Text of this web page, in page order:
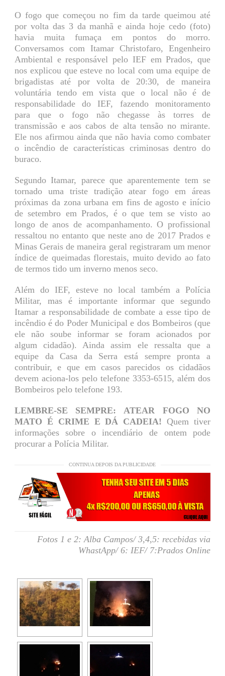
O fogo que começou no fim da tarde queimou até
por volta das 3 da manhã e ainda hoje cedo (foto)
havia muita fumaça em pontos do morro.
Conversamos com Itamar Christofaro, Engenheiro
Ambiental e responsável pelo IEF em Prados, que
nos explicou que esteve no local com uma equipe de
brigadistas até por volta de 20:30, de maneira
voluntária tendo em vista que o local não é de
responsabilidade do IEF, fazendo monitoramento
para que o fogo não chegasse às torres de
transmissão e aos cabos de alta tensão no mirante.
Ele nos afirmou ainda que não havia como combater
o incêndio de características criminosas dentro do
buraco.
Segundo Itamar, parece que aparentemente tem se
tornado uma triste tradição atear fogo em áreas
próximas da zona urbana em fins de agosto e início
de setembro em Prados, é o que tem se visto ao
longo de anos de acompanhamento. O profissional
ressaltou no entanto que neste ano de 2017 Prados e
Minas Gerais de maneira geral registraram um menor
índice de queimadas florestais, muito devido ao fato
de termos tido um inverno menos seco.
Além do IEF, esteve no local também a Polícia
Militar, mas é importante informar que segundo
Itamar a responsabilidade de combate a esse tipo de
incêndio é do Poder Municipal e dos Bombeiros (que
ele não soube informar se foram acionados por
algum cidadão). Ainda assim ele ressalta que a
equipe da Casa da Serra está sempre pronta a
contribuir, e que em casos parecidos os cidadãos
devem aciona-los pelo telefone 3353-6515, além dos
Bombeiros pelo telefone 193.
LEMBRE-SE SEMPRE: ATEAR FOGO NO
MATO É CRIME E DÁ CADEIA! Quem tiver
informações sobre o incendiário de ontem pode
procurar a Polícia Militar.
CONTINUA DEPOIS DA PUBLICIDADE
Fotos 1 e 2: Alba Campos/ 3,4,5: recebidas via
WhastApp/ 6: IEF/ 7:Prados Online